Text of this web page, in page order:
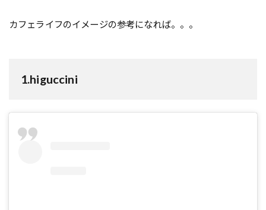
カフェライフのイメージの参考になれば。。。
1.higuccini